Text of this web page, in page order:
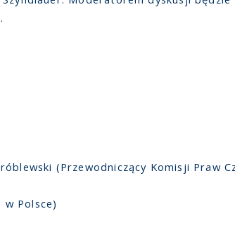
(Przewodniczący Komisji Praw
Polsce)